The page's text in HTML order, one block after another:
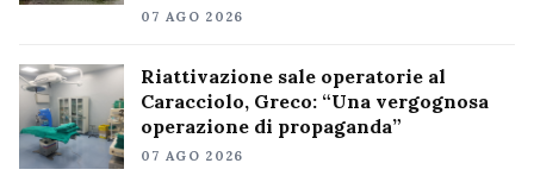
07 AGO 2026
Riattivazione sale operatorie al
Caracciolo, Greco: “Una vergognosa
operazione di propaganda”
07 AGO 2026